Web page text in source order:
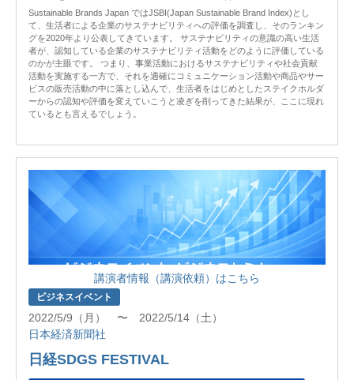
Sustainable Brands Japan ではJSBI(Japan Sustainable Brand Index)とし
て、生活者による企業のサステナビリティへの評価を調査し、そのランキン
グを2020年より公表してきています。 サステナビリティの意識の高い生活
者が、認知している企業のサステナビリティ活動をどのように評価している
のかが主眼です。 つまり、事業活動におけるサステナビリティや社会貢献
活動を実施する一方で、それを適確にコミュニケーション活動や商品やサー
ビスの販売活動の中に落とし込んで、生活者をはじめとしたステイクホルダ
ーからの認知や評価を変えていこうと凌ぎを削ってきた結果が、ここに現れ
ているとも言えるでしょう。
講演者情報（講演依頼）はこちら
ビジネスイベント
2022/5/9（月） 〜 2022/5/14（土）
日本経済新聞社
日経SDGS FESTIVAL